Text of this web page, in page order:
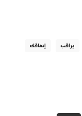
يراقب إنفاقك